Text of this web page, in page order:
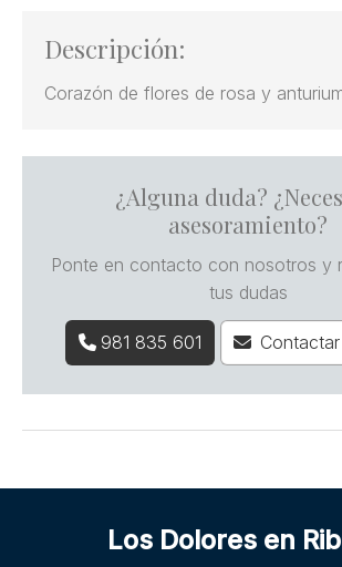
Descripción:
Corazón de flores de rosa y
¿Alguna duda?
asesoramiento?
Ponte en contacto con nosotros y
tus dudas
981 835 601
Los Dolores en